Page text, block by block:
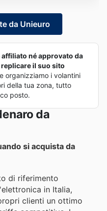
da Unieuro
né approvato da
il suo sito
organizziamo i volantini
della tua zona, tutto
posto.
da
si acquista da
di riferimento
in Italia,
clienti un ottimo